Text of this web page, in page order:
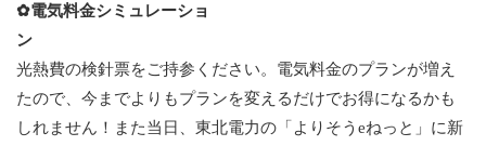
✿電気料金シミュレーショ
ン
光熱費の検針票をご持参ください。電気料金のプランが増え
たので、今までよりもプランを変えるだけでお得になるかも
しれません！また当日、東北電力の「よりそうeねっと」に新